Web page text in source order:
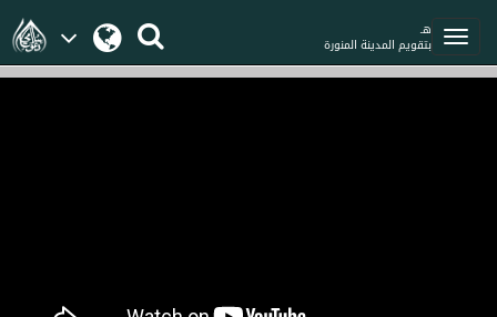
هـ
بتقويم المدينة المنورة